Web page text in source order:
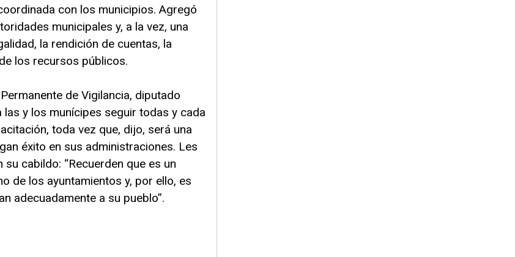
con los municipios. Agregó
municipales y, a la vez, una
la rendición de cuentas, la
los recursos públicos.
de Vigilancia, diputado
las y los munícipes seguir todas y cada
toda vez que, dijo, será una
éxito en sus administraciones. Les
cabildo: “Recuerden que es un
de los ayuntamientos y, por ello, es
adecuadamente a su pueblo”.